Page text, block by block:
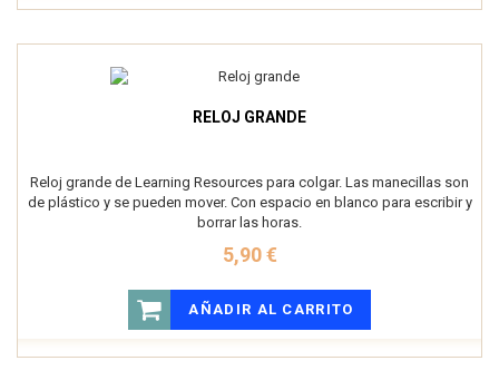
RELOJ GRANDE
Reloj grande de Learning Resources para colgar. Las manecillas son
de plástico y se pueden mover. Con espacio en blanco para escribir y
borrar las horas.
5,90 €
AÑADIR AL CARRITO